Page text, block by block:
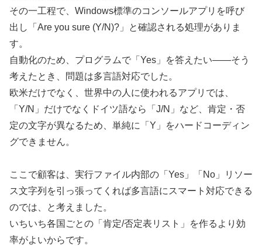
その一工程で、Windows標準のコンソールアプリを呼び
出し「Are you sure (Y/N)?」と確認される処理がありま
す。
自動化のため、プログラムで「Yes」を答えたい――そう
考えたとき、問題は多言語対応でした。
欧米だけでなく、世界中の人に使われるアプリでは、
「Y/N」だけでなくドイツ語なら「J/N」など、肯定・否
定の文字が異なるため、単純に「Y」をハードコーディン
グできません。
ここで顧客は、実行ファイル内部の「Yes」「No」リソー
ス文字列を引っ張ってくれば多言語にスマート対応できる
のでは、と考えました。
いちいち各国ごとの「肯定/否定表リスト」を作るより効
率がよいからです。